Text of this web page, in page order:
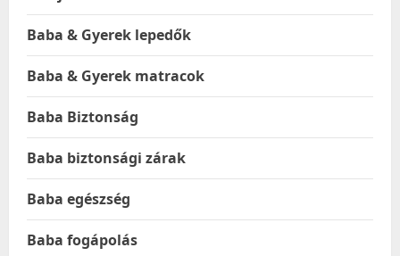
Baba & Gyerek lepedők
Baba & Gyerek matracok
Baba Biztonság
Baba biztonsági zárak
Baba egészség
Baba fogápolás